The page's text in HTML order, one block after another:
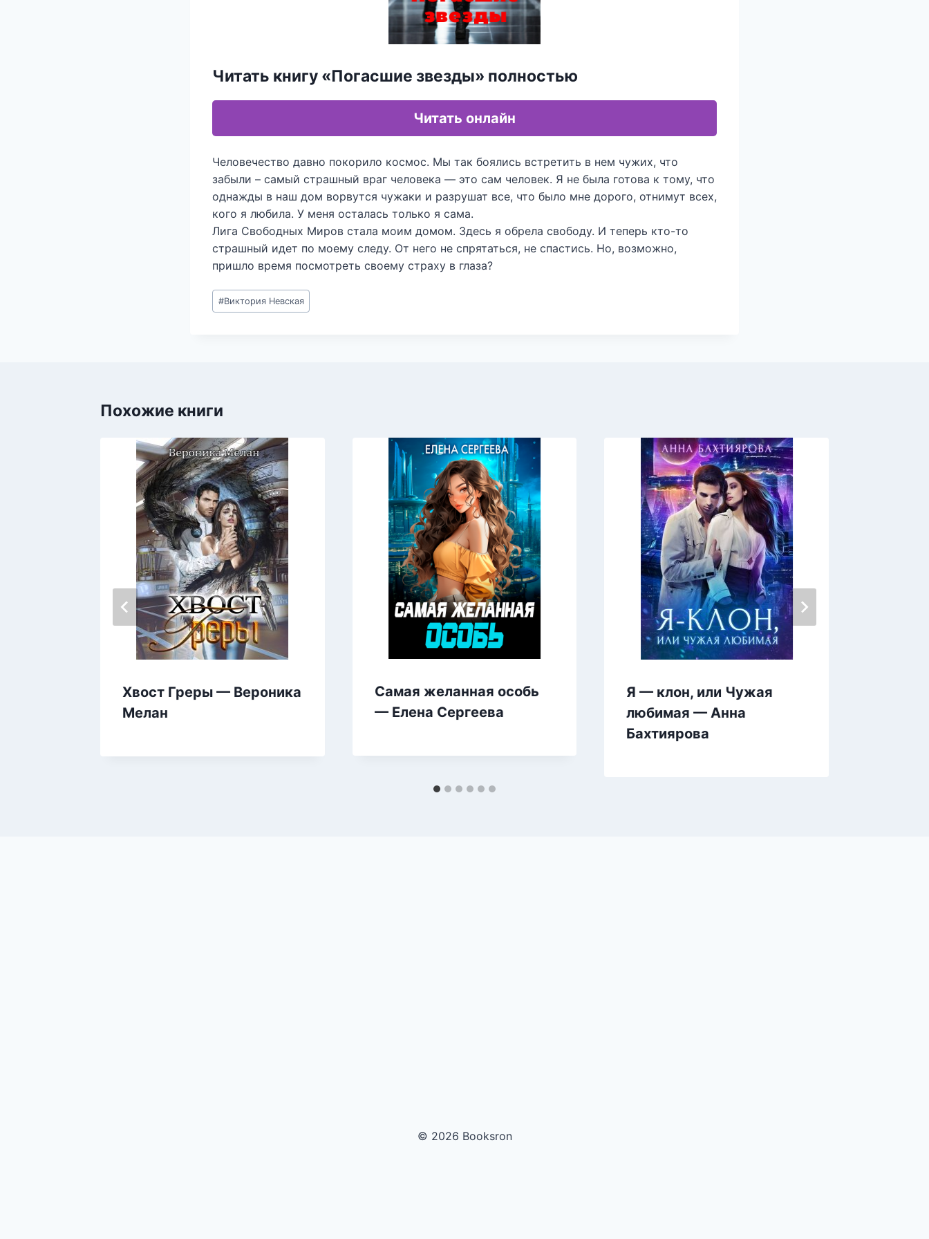
Читать книгу «Погасшие звезды» полностью
Читать онлайн
Человечество давно покорило космос. Мы так боялись встретить в нем чужих, что
забыли – самый страшный враг человека — это сам человек. Я не была готова к тому, что
однажды в наш дом ворвутся чужаки и разрушат все, что было мне дорого, отнимут всех,
кого я любила. У меня осталась только я сама.
Лига Свободных Миров стала моим домом. Здесь я обрела свободу. И теперь кто-то
страшный идет по моему следу. От него не спрятаться, не спастись. Но, возможно,
пришло время посмотреть своему страху в глаза?
Метки
записи:
#Виктория Невская
Похожие книги
Хвост Греры — Вероника
Мелан
Самая желанная особь
— Елена Сергеева
Я — клон, или Чужая
любимая — Анна
Бахтиярова
© 2026 Booksron